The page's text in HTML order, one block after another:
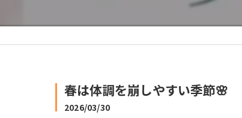
春は体調を崩しやすい季節🌸
2026/03/30